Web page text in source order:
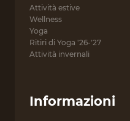
Attività estive
Wellness
Yoga
Ritiri di Yoga '26-'27
Attività invernali
Informazioni